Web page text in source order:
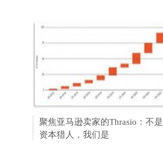
聚焦亚马逊卖家的Thrasio：不是
资本猎人，我们是